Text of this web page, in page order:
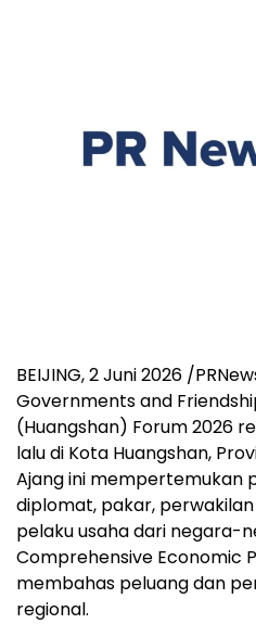
BEIJING, 2 Juni 2026 /
Governments and
(Huangshan) Forum 2026
lalu di Kota Huangshan,
Ajang ini mempertemukan
diplomat, pakar, perwakilan
pelaku usaha dari negara-
Comprehensive Economic
membahas peluang dan
regional.